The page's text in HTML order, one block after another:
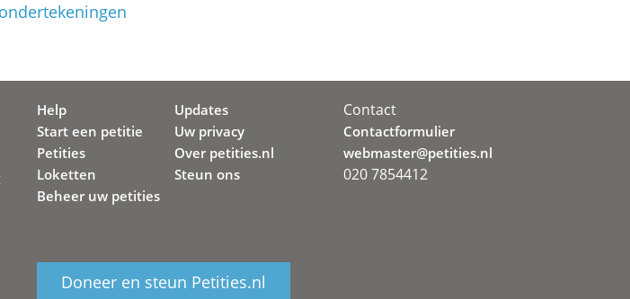
Help
Start een petitie
Petities
Loketten
Beheer uw petities
Updates
Uw privacy
Over petities.nl
Steun ons
Doneer en steun Petities.nl
Contact
Contactformulier
webmaster@petities.nl
020 7854412